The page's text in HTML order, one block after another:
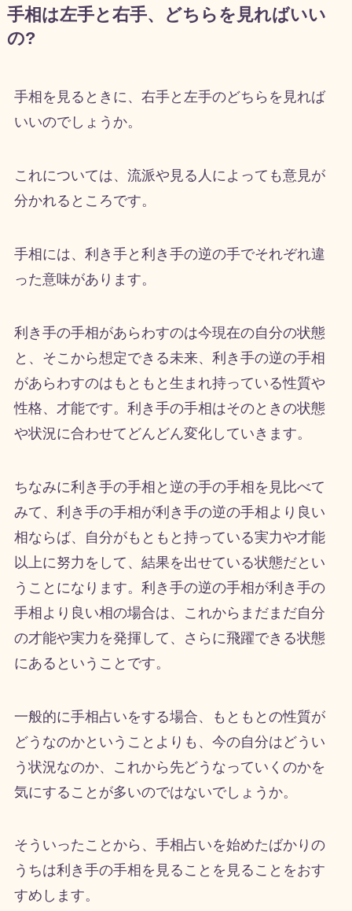
手相は左手と右手、どちらを見ればいい
の?
手相を見るときに、右手と左手のどちらを見れば
いいのでしょうか。
これについては、流派や見る人によっても意見が
分かれるところです。
手相には、利き手と利き手の逆の手でそれぞれ違
った意味があります。
利き手の手相があらわすのは今現在の自分の状態
と、そこから想定できる未来、利き手の逆の手相
があらわすのはもともと生まれ持っている性質や
性格、才能です。利き手の手相はそのときの状態
や状況に合わせてどんどん変化していきます。
ちなみに利き手の手相と逆の手の手相を見比べて
みて、利き手の手相が利き手の逆の手相より良い
相ならば、自分がもともと持っている実力や才能
以上に努力をして、結果を出せている状態だとい
うことになります。利き手の逆の手相が利き手の
手相より良い相の場合は、これからまだまだ自分
の才能や実力を発揮して、さらに飛躍できる状態
にあるということです。
一般的に手相占いをする場合、もともとの性質が
どうなのかということよりも、今の自分はどうい
う状況なのか、これから先どうなっていくのかを
気にすることが多いのではないでしょうか。
そういったことから、手相占いを始めたばかりの
うちは利き手の手相を見ることを見ることをおす
すめします。